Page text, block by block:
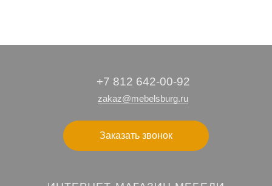
+7 812 642-00-92
zakaz@mebelsburg.ru
Заказать звонок